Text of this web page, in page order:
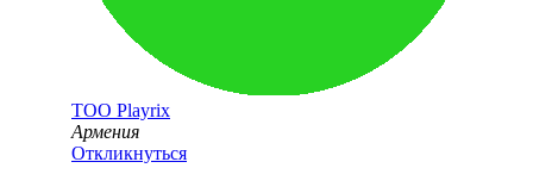
ТОО Playrix
Армения
Откликнуться